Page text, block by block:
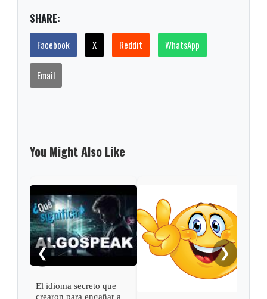
SHARE:
Facebook X Reddit WhatsApp
Email
You Might Also Like
❮
El idioma secreto que
crearon para engañar a
❯